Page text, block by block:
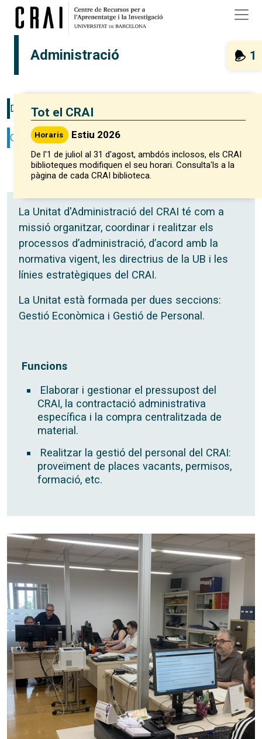
Vés al contingut
Administració 1
Tot el CRAI
Horaris Estiu 2026
De l'1 de juliol al 31 d'agost, ambdós inclosos, els CRAI
biblioteques modifiquen el seu horari. Consulta'ls a la
pàgina de cada CRAI biblioteca.
DESCRIPCIÓ
CONTACTE
La Unitat d'Administració del CRAI té com a
missió organitzar, coordinar i realitzar els
processos d’administració, d’acord amb la
normativa vigent, les directrius de la UB i les
línies estratègiques del CRAI.
La Unitat està formada per dues seccions:
Gestió Econòmica i Gestió de Personal.
Funcions
Elaborar i gestionar el pressupost del
CRAI, la contractació administrativa
específica i la compra centralitzada de
material.
Realitzar la gestió del personal del CRAI:
proveïment de places vacants, permisos,
formació, etc.